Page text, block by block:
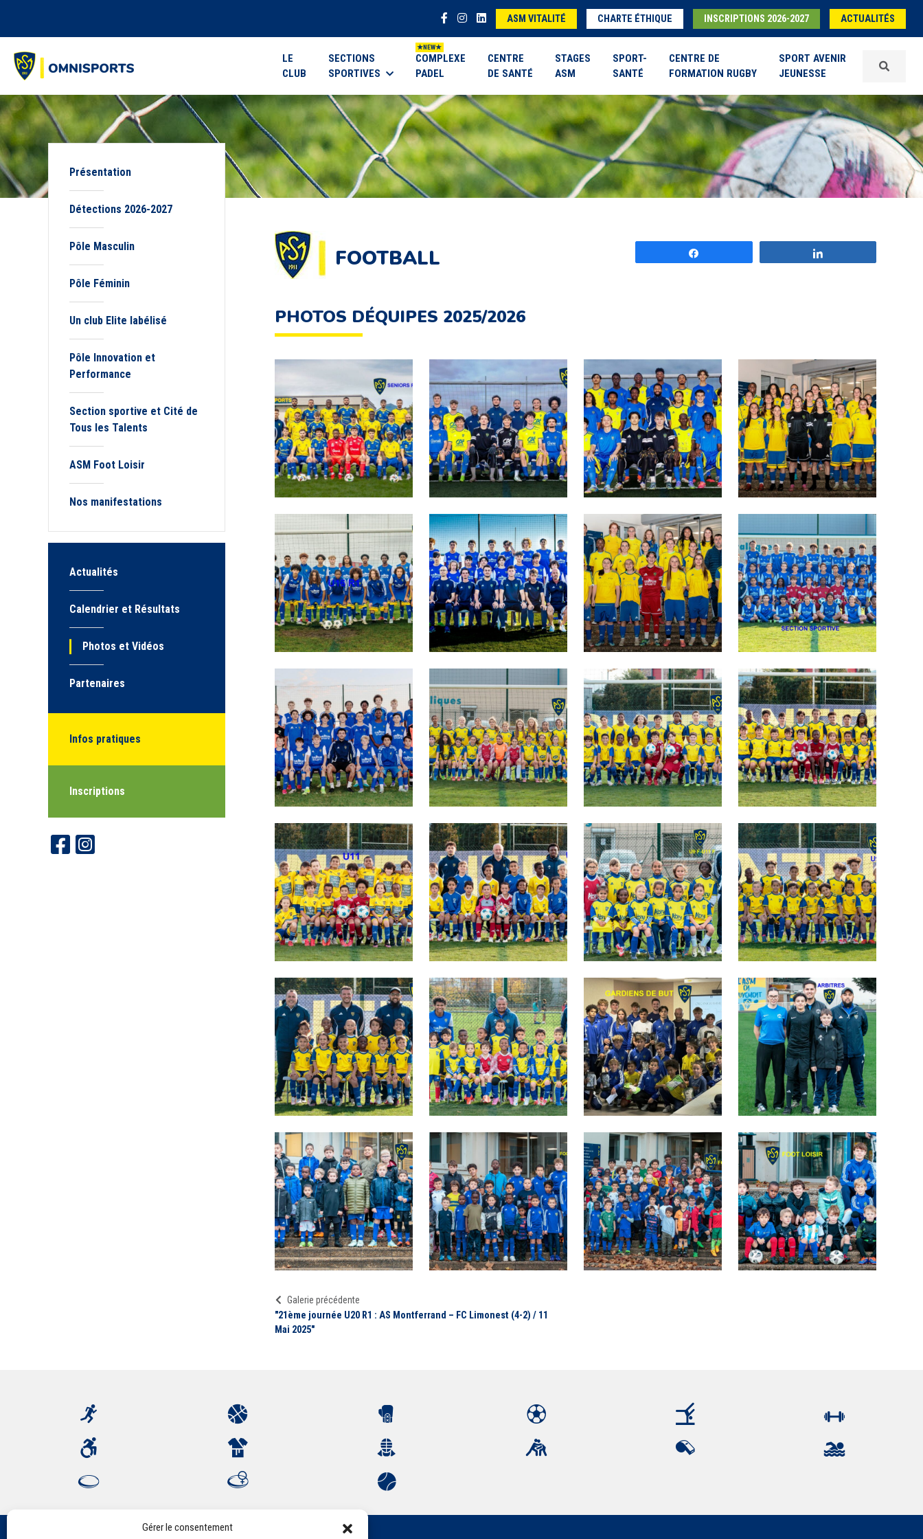
Gérer le consentement
ASM VITALITÉ CHARTE ÉTHIQUE INSCRIPTIONS 2026-2027 ACTUALITÉS
LE
CLUB
SECTIONS
SPORTIVES
COMPLEXE
PADEL
CENTRE
DE SANTÉ
STAGES
ASM
SPORT-
SANTÉ
CENTRE DE
FORMATION RUGBY
SPORT AVENIR
JEUNESSE
Présentation
Détections 2026-2027
Pôle Masculin
Pôle Féminin
Un club Elite labélisé
Pôle Innovation et
Performance
Section sportive et Cité de
Tous les Talents
ASM Foot Loisir
Nos manifestations
Actualités
Calendrier et Résultats
Photos et Vidéos
Partenaires
Infos pratiques
Inscriptions
FOOTBALL
PHOTOS DÉQUIPES 2025/2026
Galerie précédente
"21ème journée U20 R1 : AS Montferrand – FC Limonest (4-2) / 11
Mai 2025"